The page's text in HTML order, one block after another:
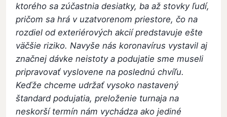
ktorého sa zúčastnia desiatky, ba až stovky ľudí,
pričom sa hrá v uzatvorenom priestore, čo na
rozdiel od exteriérových akcií predstavuje ešte
väčšie riziko. Navyše nás koronavírus vystavil aj
značnej dávke neistoty a podujatie sme museli
pripravovať vyslovene na poslednú chvíľu.
Keďže chceme udržať vysoko nastavený
štandard podujatia, preloženie turnaja na
neskorší termín nám vychádza ako jediné